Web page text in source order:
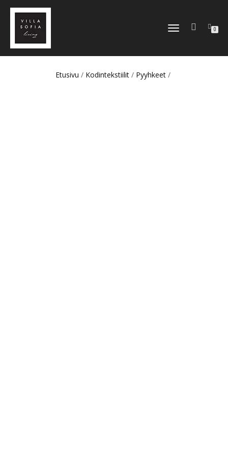
TOGGLE
0
Etusivu / Kodintekstiilit / Pyyhkeet /